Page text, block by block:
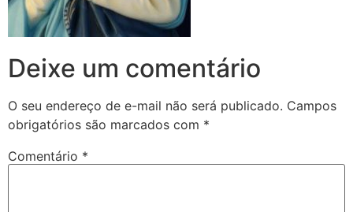
Deixe um comentário
O seu endereço de e-mail não será publicado. Campos
obrigatórios são marcados com *
Comentário *